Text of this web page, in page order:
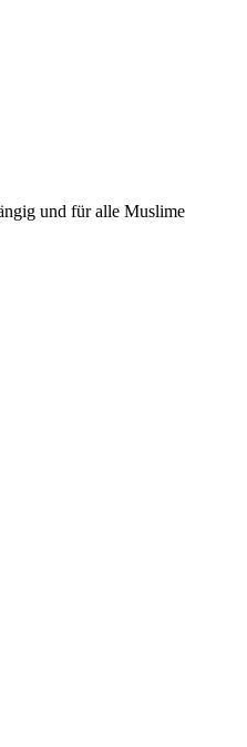
und für alle Muslime